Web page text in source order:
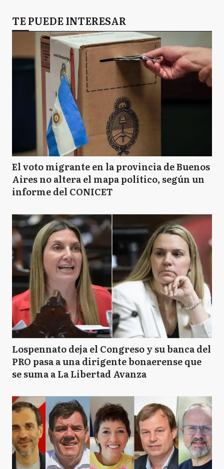
TE PUEDE INTERESAR
El voto migrante en la provincia de Buenos
Aires no altera el mapa político, según un
informe del CONICET
Lospennato deja el Congreso y su banca del
PRO pasa a una dirigente bonaerense que
se suma a La Libertad Avanza